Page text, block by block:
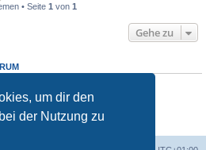
um dir den
der Nutzung zu
• Seite 1 von 1
Gehe zu
diesem Forum erstellen.
nichtändern.
nicht löschen.